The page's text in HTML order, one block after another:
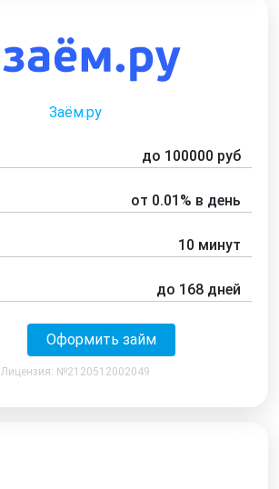
Заём.ру
до 100000 руб
от 0.01% в день
10 минут
до 168 дней
Оформить займ
Лицензия: №2120512002049